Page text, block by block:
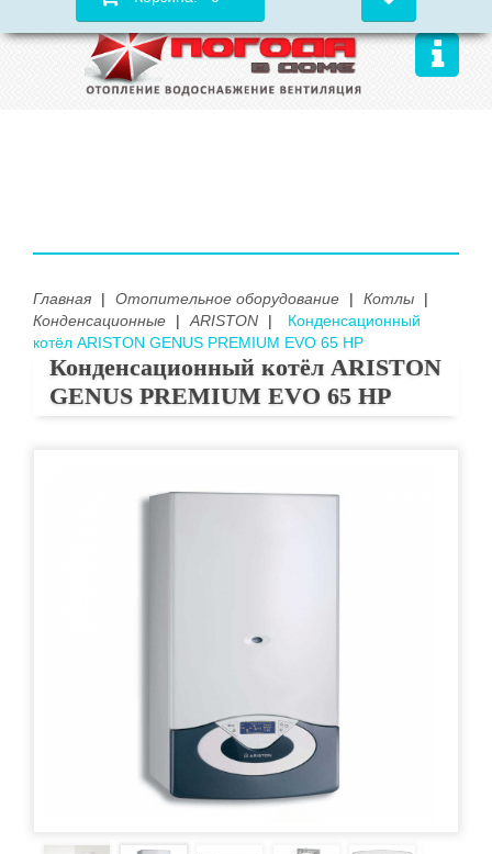
Главная | Отопительное оборудование | Котлы
|
Конденсационные
| ARISTON |
Конденсационный
котёл ARISTON GENUS PREMIUM EVO 65 HP
Конденсационный котёл ARISTON
GENUS PREMIUM EVO 65 HP